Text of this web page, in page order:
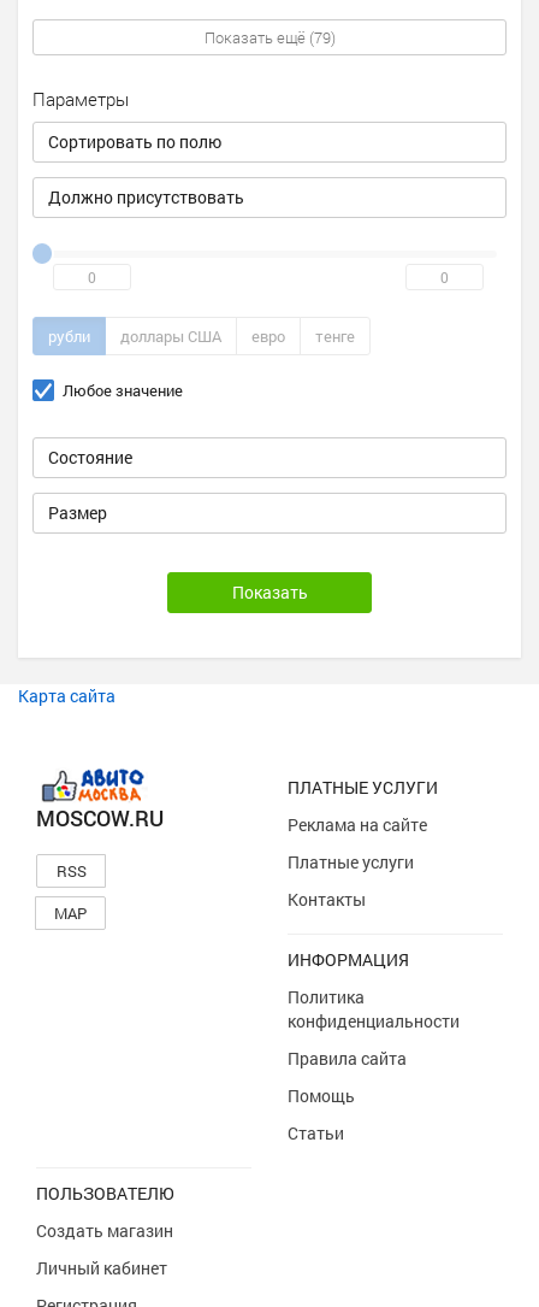
Показать ещё (79)
Параметры
Сортировать по полю
Должно присутствовать
рубли доллары США евро тенге
Любое значение
Карта сайта
MOSCOW.RU
RSS
MAP
ПЛАТНЫЕ УСЛУГИ
Реклама на сайте
Платные услуги
Контакты
ИНФОРМАЦИЯ
Политика
конфиденциальности
Правила сайта
Помощь
Статьи
ПОЛЬЗОВАТЕЛЮ
Создать магазин
Личный кабинет